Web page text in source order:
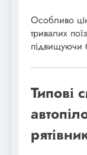
Особливо
тривалих
підвищуючи
Типові